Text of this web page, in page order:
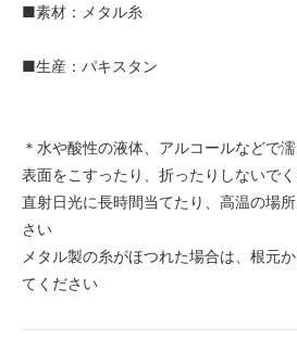
■素材：メタル糸
■生産：パキスタン
＊水や酸性の液体、アルコールなどで
表面をこすったり、折ったりしないで
直射日光に長時間当てたり、高温の場
さい
メタル製の糸がほつれた場合は、根元
てください